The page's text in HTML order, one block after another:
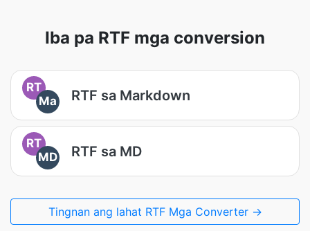
Iba pa RTF mga conversion
RT
Ma
RTF sa Markdown
RT
MD
RTF sa MD
Tingnan ang lahat RTF Mga Converter →